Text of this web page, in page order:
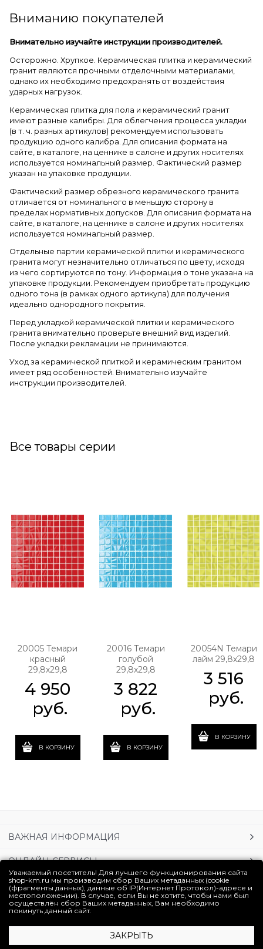
Вниманию покупателей
Внимательно изучайте инструкции производителей.
Осторожно. Хрупкое. Керамическая плитка и керамический
гранит являются прочными отделочными материалами,
однако их необходимо предохранять от воздействия
ударных нагрузок.
Керамическая плитка для пола и керамический гранит
имеют разные калибры. Для облегчения процесса укладки
(в т. ч. разных артикулов) рекомендуем использовать
продукцию одного калибра. Для описания формата на
сайте, в каталоге, на ценнике в салоне и других носителях
используется номинальный размер. Фактический размер
указан на упаковке продукции.
Фактический размер обрезного керамического гранита
отличается от номинального в меньшую сторону в
пределах нормативных допусков. Для описания формата на
сайте, в каталоге, на ценнике в салоне и других носителях
используется номинальный размер.
Отдельные партии керамической плитки и керамического
гранита могут незначительно отличаться по цвету, исходя
из чего сортируются по тону. Информация о тоне указана на
упаковке продукции. Рекомендуем приобретать продукцию
одного тона (в рамках одного артикула) для получения
идеально однородного покрытия.
Перед укладкой керамической плитки и керамического
гранита внимательно проверьте внешний вид изделий.
После укладки рекламации не принимаются.
Уход за керамической плиткой и керамическим гранитом
имеет ряд особенностей. Внимательно изучайте
инструкции производителей.
Все товары серии
20005 Темари
красный
29,8х29,8
4 950
руб.
В КОРЗИНУ
20016 Темари
голубой
29,8х29,8
3 822
руб.
В КОРЗИНУ
20054N Темари
лайм 29,8х29,8
3 516
руб.
В КОРЗИНУ
ВАЖНАЯ ИНФОРМАЦИЯ
ОНЛАЙН-СЕРВИСЫ
УСЛУГИ
ЛИЧНЫЙ КАБИНЕТ
Полная версия сайта
Уважаемый посетитель! Для лучшего функционирования сайта
shop-km.ru мы производим сбор Ваших метаданных (cookie
(фрагменты данных), данные об IP(Интернет Протокол)-адресе и
местоположении). В случае, если Вы не хотите, чтобы нами был
осуществлён сбор Ваших метаданных, Вам необходимо
покинуть данный сайт.
ЗАКРЫТЬ